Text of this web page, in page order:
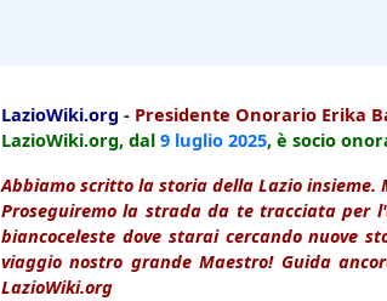
LazioWiki.org - Presidente Onorario Erika
LazioWiki.org, dal 9 luglio 2025, è socio
Abbiamo scritto la storia della Lazio insieme.
Proseguiremo la strada da te tracciata per
biancoceleste dove starai cercando nuove
viaggio nostro grande Maestro! Guida
LazioWiki.org